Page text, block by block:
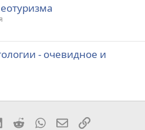
- очевидное и
LinkedIn
RedditWhatsAppЭлектронная
Ссылка